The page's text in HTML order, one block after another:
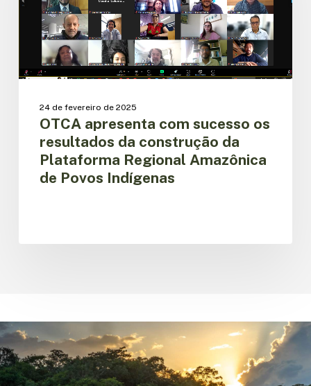
resultados
construção
Plataforma
Povos
Indígenas
24 de fevereiro de 2025
OTCA apresenta com sucesso os
resultados da construção da
Plataforma Regional Amazônica
de Povos Indígenas